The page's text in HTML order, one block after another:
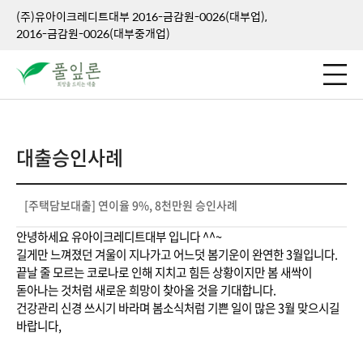
(주)유아이크레디트대부 2016-금감원-0026(대부업),
2016-금감원-0026(대부중개업)
대출승인사례
[주택담보대출] 연이율 9%, 8천만원 승인사례
안녕하세요 유아이크레디트대부 입니다 ^^~
길게만 느껴졌던 겨울이 지나가고 어느덧 봄기운이 완연한 3월입니다.
끝날 줄 모르는 코로나로 인해 지치고 힘든 상황이지만 봄 새싹이
돋아나는 것처럼 새로운 희망이 찾아올 것을 기대합니다.
건강관리 신경 쓰시기 바라며 봄소식처럼 기쁜 일이 많은 3월 맞으시길
바랍니다,